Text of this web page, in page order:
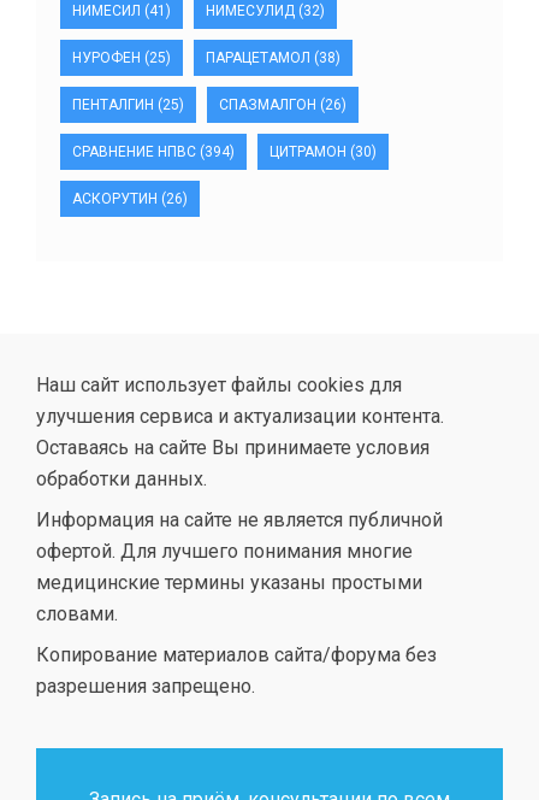
НИМЕСИЛ (41) НИМЕСУЛИД (32)
НУРОФЕН (25) ПАРАЦЕТАМОЛ (38)
ПЕНТАЛГИН (25) СПАЗМАЛГОН (26)
СРАВНЕНИЕ НПВС (394) ЦИТРАМОН (30)
АСКОРУТИН (26)
Наш сайт использует файлы cookies для
улучшения сервиса и актуализации контента.
Оставаясь на сайте Вы принимаете условия
обработки данных.
Информация на сайте не является публичной
офертой. Для лучшего понимания многие
медицинские термины указаны простыми
словами.
Копирование материалов сайта/форума без
разрешения запрещено.